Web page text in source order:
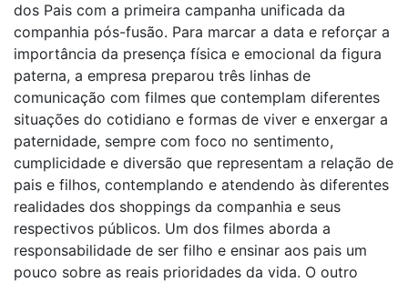
dos Pais com a primeira campanha unificada da
companhia pós-fusão. Para marcar a data e reforçar a
importância da presença física e emocional da figura
paterna, a empresa preparou três linhas de
comunicação com filmes que contemplam diferentes
situações do cotidiano e formas de viver e enxergar a
paternidade, sempre com foco no sentimento,
cumplicidade e diversão que representam a relação de
pais e filhos, contemplando e atendendo às diferentes
realidades dos shoppings da companhia e seus
respectivos públicos. Um dos filmes aborda a
responsabilidade de ser filho e ensinar aos pais um
pouco sobre as reais prioridades da vida. O outro